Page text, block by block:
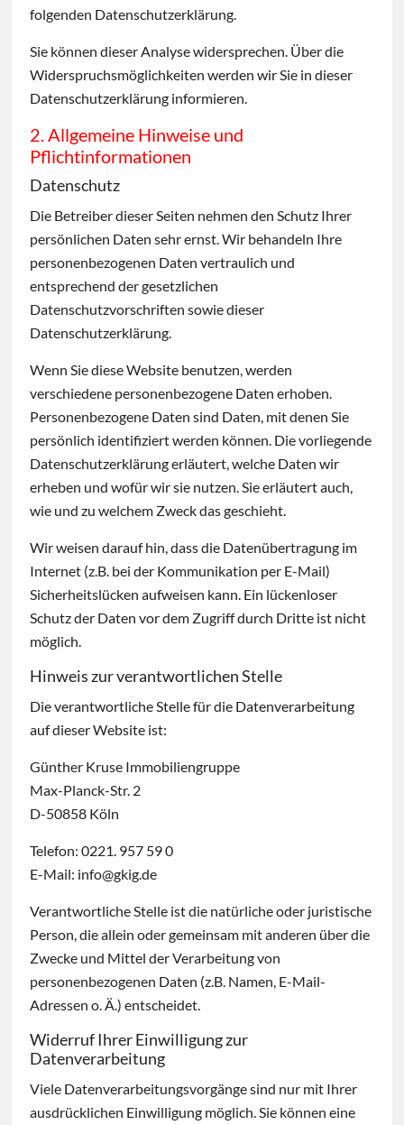
folgenden Datenschutzerklärung.
Sie können dieser Analyse widersprechen. Über die
Widerspruchsmöglichkeiten werden wir Sie in dieser
Datenschutzerklärung informieren.
2. Allgemeine Hinweise und
Pflichtinformationen
Datenschutz
Die Betreiber dieser Seiten nehmen den Schutz Ihrer
persönlichen Daten sehr ernst. Wir behandeln Ihre
personenbezogenen Daten vertraulich und
entsprechend der gesetzlichen
Datenschutzvorschriften sowie dieser
Datenschutzerklärung.
Wenn Sie diese Website benutzen, werden
verschiedene personenbezogene Daten erhoben.
Personenbezogene Daten sind Daten, mit denen Sie
persönlich identifiziert werden können. Die vorliegende
Datenschutzerklärung erläutert, welche Daten wir
erheben und wofür wir sie nutzen. Sie erläutert auch,
wie und zu welchem Zweck das geschieht.
Wir weisen darauf hin, dass die Datenübertragung im
Internet (z.B. bei der Kommunikation per E-Mail)
Sicherheitslücken aufweisen kann. Ein lückenloser
Schutz der Daten vor dem Zugriff durch Dritte ist nicht
möglich.
Hinweis zur verantwortlichen Stelle
Die verantwortliche Stelle für die Datenverarbeitung
auf dieser Website ist:
Günther Kruse Immobiliengruppe
Max-Planck-Str. 2
D-50858 Köln
Telefon: 0221. 957 59 0
E-Mail: info@gkig.de
Verantwortliche Stelle ist die natürliche oder juristische
Person, die allein oder gemeinsam mit anderen über die
Zwecke und Mittel der Verarbeitung von
personenbezogenen Daten (z.B. Namen, E-Mail-
Adressen o. Ä.) entscheidet.
Widerruf Ihrer Einwilligung zur
Datenverarbeitung
Viele Datenverarbeitungsvorgänge sind nur mit Ihrer
ausdrücklichen Einwilligung möglich. Sie können eine